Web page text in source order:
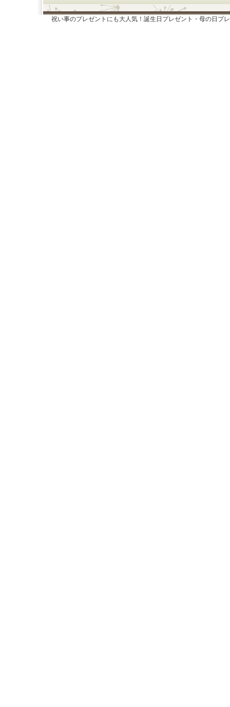
祝い事のプレゼントにも大人気！誕生日プレゼント・母の日プ